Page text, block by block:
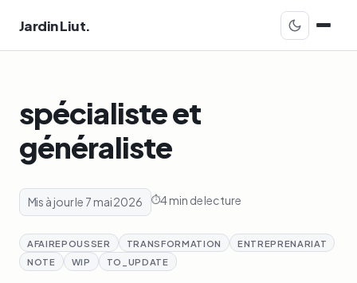
Jardin Liut.
spécialiste et
généraliste
Mis à jour le 7 mai 2026 4 min de lecture
AFAIREPOUSSER TRANSFORMATION
ENTREPRENARIAT
NOTE
WIP TO_UPDATE